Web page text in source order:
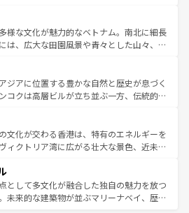
判のスイーツなど、バラエティ豊かな料理
が味わえる。 なお、新着の台湾情報は コンテンツ一覧を参
延ばせば四季折々の自然美を楽しむことが
、キムチや焼肉、絶品のストリートフード
な韓国料理が待っている。夜には、韓国な
ながら、韓国の多彩な魅力を心ゆくまで味
わってみてほしい。 なお、新着の韓国情報はコンテンツ一
しい。
様な文化が魅力的なベトナム。南北に細長
は、広大な田園風景や青々とした山々、世
に伝統が息づく。ハノイの古い町並みやホ
ランス統治時代の建物も、独特の雰囲気を
。また、バラエティの豊かさとおいしさで
バインミー、ベトナムコーヒーなどは、ぜ
たい。どの地域を訪れてもあたたかい人々
てくれるので、きっと忘れられない旅にな
。
ジアに位置する豊かな自然と歴史が息づく
コクは高層ビルが立ち並ぶ一方、伝統的な
ている。北部ではチェンマイなどの山岳地
合い、南部ではプーケットやクラビの美し
ート気分を楽しむことができる。タイ料理
一年中温暖で、どの季節にも異なる楽しみ
親しみやすいタイの人々、仏教を中心とし
多様な観光資源が、訪れる旅人を魅了し続
文化が交わる香港は、特有のエネルギーを
ィクトリア湾に広がる壮大な景色、近未来
ても感動するはず。観光スポットが密集し
く見どころを回れるのも魅力。息をのむよ
化的な体験まで、香港を存分に楽しみ尽く
として多文化が融合した独自の魅力を放つ
未来的な建築物が並ぶマリーナベイ、歴史